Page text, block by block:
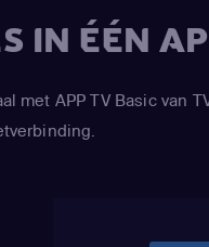
IN ÉÉN
APP TV Basic van